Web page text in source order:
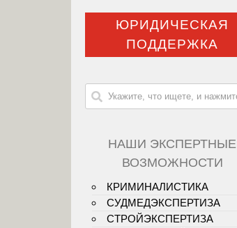
ЮРИДИЧЕСКАЯ
ПОДДЕРЖКА
НАШИ ЭКСПЕРТНЫЕ
ВОЗМОЖНОСТИ
КРИМИНАЛИСТИКА
СУДМЕДЭКСПЕРТИЗА
СТРОЙЭКСПЕРТИЗА